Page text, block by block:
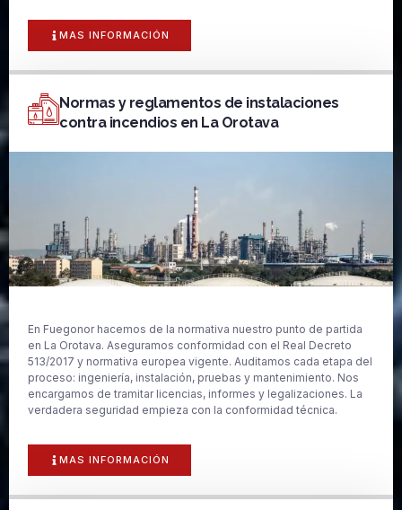
MAS INFORMACIÓN
Normas y reglamentos de instalaciones
contra incendios en La Orotava
En Fuegonor hacemos de la normativa nuestro punto de partida
en La Orotava. Aseguramos conformidad con el Real Decreto
513/2017 y normativa europea vigente. Auditamos cada etapa del
proceso: ingeniería, instalación, pruebas y mantenimiento. Nos
encargamos de tramitar licencias, informes y legalizaciones. La
verdadera seguridad empieza con la conformidad técnica.
MAS INFORMACIÓN